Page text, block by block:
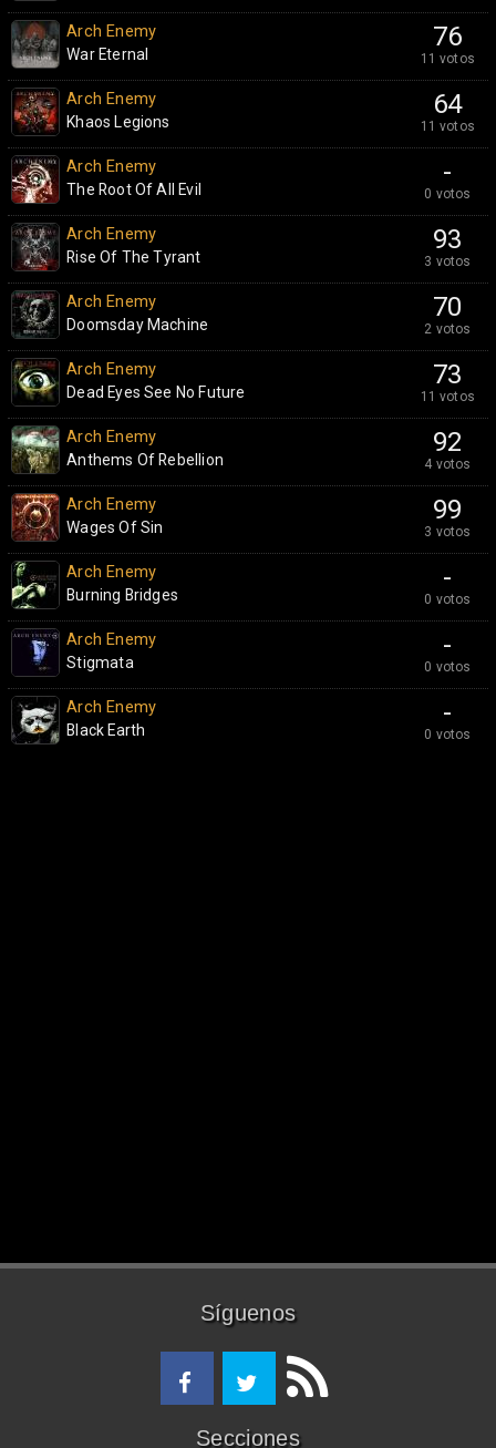
76
11 votos
Arch Enemy
War Eternal
64
11 votos
Arch Enemy
Khaos Legions
-
0 votos
Arch Enemy
The Root Of All Evil
93
3 votos
Arch Enemy
Rise Of The Tyrant
70
2 votos
Arch Enemy
Doomsday Machine
73
11 votos
Arch Enemy
Dead Eyes See No Future
92
4 votos
Arch Enemy
Anthems Of Rebellion
99
3 votos
Arch Enemy
Wages Of Sin
-
0 votos
Arch Enemy
Burning Bridges
-
0 votos
Arch Enemy
Stigmata
-
0 votos
Arch Enemy
Black Earth
Síguenos
Secciones